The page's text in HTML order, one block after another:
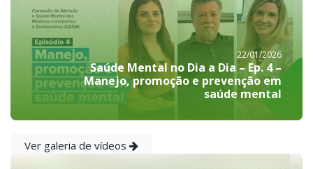
22/01/2026
Saúde Mental no Dia a Dia – Ep. 4 –
Manejo, promoção e prevenção em
saúde mental
Ver galeria de vídeos